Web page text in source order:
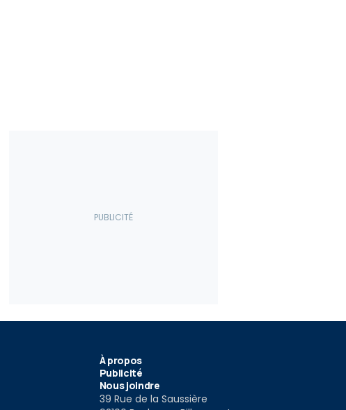
À propos
Publicité
Nous joindre
39 Rue de la Saussière